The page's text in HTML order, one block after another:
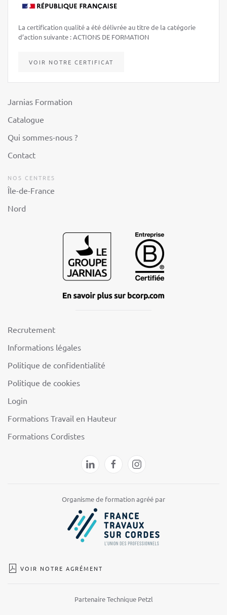
La certification qualité a été délivrée au titre de la catégorie
d’action suivante : ACTIONS DE FORMATION
VOIR NOTRE CERTIFICAT
Jarnias Formation
Catalogue
Qui sommes-nous ?
Contact
NOS CENTRES
Île-de-France
Nord
Recrutement
Informations légales
Politique de confidentialité
Politique de cookies
Login
Formations Travail en Hauteur
Formations Cordistes
Organisme de formation agréé par
VOIR NOTRE AGRÉMENT
Partenaire Technique Petzl